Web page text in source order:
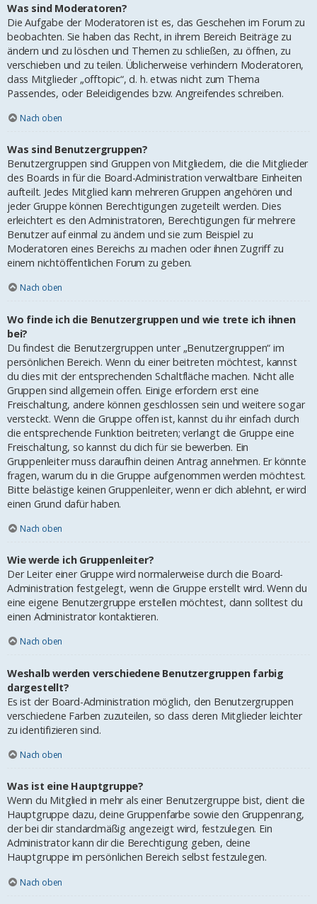
Was sind Moderatoren?
Die Aufgabe der Moderatoren ist es, das Geschehen im Forum zu
beobachten. Sie haben das Recht, in ihrem Bereich Beiträge zu
ändern und zu löschen und Themen zu schließen, zu öffnen, zu
verschieben und zu teilen. Üblicherweise verhindern Moderatoren,
dass Mitglieder „offtopic“, d. h. etwas nicht zum Thema
Passendes, oder Beleidigendes bzw. Angreifendes schreiben.
Nach oben
Was sind Benutzergruppen?
Benutzergruppen sind Gruppen von Mitgliedern, die die Mitglieder
des Boards in für die Board-Administration verwaltbare Einheiten
aufteilt. Jedes Mitglied kann mehreren Gruppen angehören und
jeder Gruppe können Berechtigungen zugeteilt werden. Dies
erleichtert es den Administratoren, Berechtigungen für mehrere
Benutzer auf einmal zu ändern und sie zum Beispiel zu
Moderatoren eines Bereichs zu machen oder ihnen Zugriff zu
einem nichtöffentlichen Forum zu geben.
Nach oben
Wo finde ich die Benutzergruppen und wie trete ich ihnen
bei?
Du findest die Benutzergruppen unter „Benutzergruppen“ im
persönlichen Bereich. Wenn du einer beitreten möchtest, kannst
du dies mit der entsprechenden Schaltfläche machen. Nicht alle
Gruppen sind allgemein offen. Einige erfordern erst eine
Freischaltung, andere können geschlossen sein und weitere sogar
versteckt. Wenn die Gruppe offen ist, kannst du ihr einfach durch
die entsprechende Funktion beitreten; verlangt die Gruppe eine
Freischaltung, so kannst du dich für sie bewerben. Ein
Gruppenleiter muss daraufhin deinen Antrag annehmen. Er könnte
fragen, warum du in die Gruppe aufgenommen werden möchtest.
Bitte belästige keinen Gruppenleiter, wenn er dich ablehnt, er wird
einen Grund dafür haben.
Nach oben
Wie werde ich Gruppenleiter?
Der Leiter einer Gruppe wird normalerweise durch die Board-
Administration festgelegt, wenn die Gruppe erstellt wird. Wenn du
eine eigene Benutzergruppe erstellen möchtest, dann solltest du
einen Administrator kontaktieren.
Nach oben
Weshalb werden verschiedene Benutzergruppen farbig
dargestellt?
Es ist der Board-Administration möglich, den Benutzergruppen
verschiedene Farben zuzuteilen, so dass deren Mitglieder leichter
zu identifizieren sind.
Nach oben
Was ist eine Hauptgruppe?
Wenn du Mitglied in mehr als einer Benutzergruppe bist, dient die
Hauptgruppe dazu, deine Gruppenfarbe sowie den Gruppenrang,
der bei dir standardmäßig angezeigt wird, festzulegen. Ein
Administrator kann dir die Berechtigung geben, deine
Hauptgruppe im persönlichen Bereich selbst festzulegen.
Nach oben